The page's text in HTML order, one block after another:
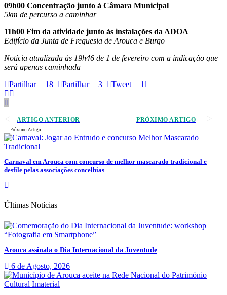
09h00 Concentração junto à Câmara Municipal
5km de percurso a caminhar
11h00 Fim da atividade junto às instalações da ADOA
Edifício da Junta de Freguesia de Arouca e Burgo
Notícia atualizada às 19h46 de 1 de fevereiro com a indicação que
será apenas caminhada
Partilhar
18 Partilhar 3 Tweet 11
ARTIGO ANTERIOR PRÓXIMO ARTIGO
Próximo Artigo
Carnaval em Arouca com concurso de melhor mascarado tradicional e
desfile pelas associações concelhias
Últimas Notícias
Arouca assinala o Dia Internacional da Juventude
6 de Agosto, 2026